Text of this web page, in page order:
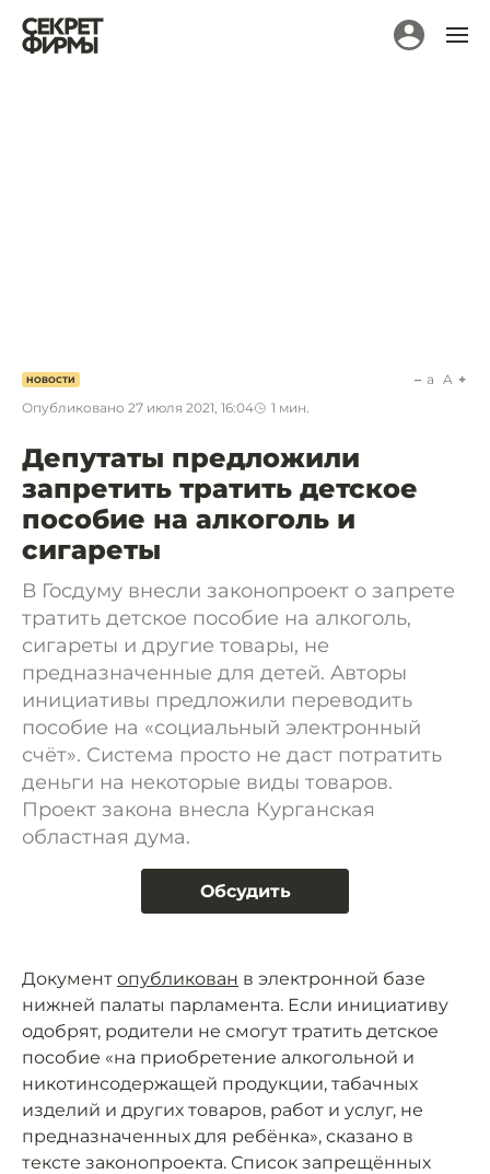
НОВОСТИ
Опубликовано 27 июля 2021, 16:04 1 мин.
a A
Депутаты предложили
запретить тратить детское
пособие на алкоголь и
сигареты
В Госдуму внесли законопроект о запрете
тратить детское пособие на алкоголь,
сигареты и другие товары, не
предназначенные для детей. Авторы
инициативы предложили переводить
пособие на «социальный электронный
счёт». Система просто не даст потратить
деньги на некоторые виды товаров.
Проект закона внесла Курганская
областная дума.
Обсудить
Документ опубликован в электронной базе
нижней палаты парламента. Если инициативу
одобрят, родители не смогут тратить детское
пособие «на приобретение алкогольной и
никотинсодержащей продукции, табачных
изделий и других товаров, работ и услуг, не
предназначенных для ребёнка», сказано в
тексте законопроекта. Список запрещённых